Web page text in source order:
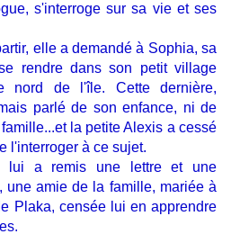
s'interroge sur sa vie et ses
elle a demandé à Sophia, sa
rendre dans son petit village
nord de l'île. Cette dernière,
parlé de son enfance, ni de
la petite Alexis a cessé
l'interroger à ce sujet.
lui a remis une lettre et une
une amie de la famille, mariée à
Plaka, censée lui en apprendre